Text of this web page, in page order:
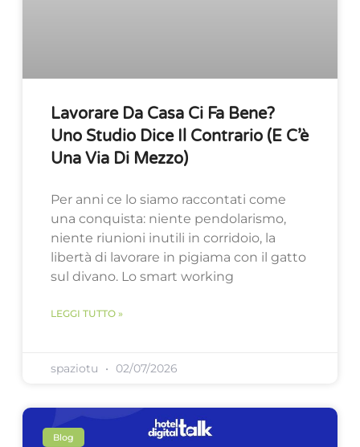
Lavorare Da Casa Ci Fa Bene?
Uno Studio Dice Il Contrario (e C’è
Una Via Di Mezzo)
Per anni ce lo siamo raccontati come
una conquista: niente pendolarismo,
niente riunioni inutili in corridoio, la
libertà di lavorare in pigiama con il gatto
sul divano. Lo smart working
LEGGI TUTTO »
spaziotu 02/07/2026
Blog